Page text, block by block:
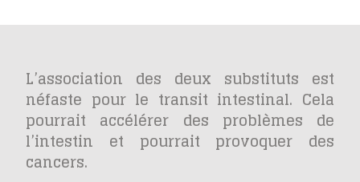
L’association des deux substituts est
néfaste pour le transit intestinal. Cela
pourrait accélérer des problèmes de
l’intestin et pourrait provoquer des
cancers.